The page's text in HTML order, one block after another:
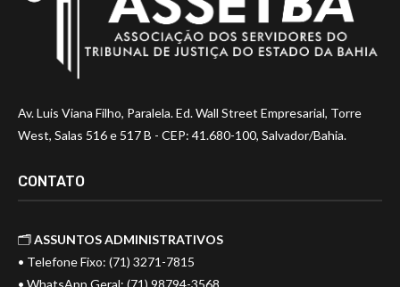
Av. Luis Viana Filho, Paralela. Ed. Wall Street Empresarial, Torre
West, Salas 516 e 517 B - CEP: 41.680-100, Salvador/Bahia.
CONTATO
🗂️ASSUNTOS ADMINISTRATIVOS
• Telefone Fixo: (71) 3271-7815